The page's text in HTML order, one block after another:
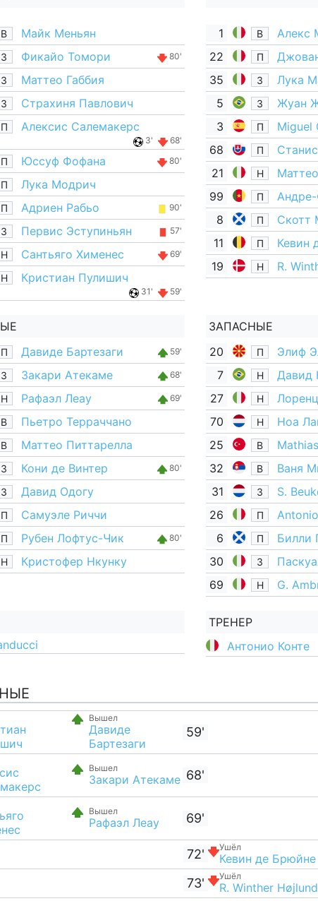
В
Майк Меньян
З Фикайо Томори 80'
З
Маттео Габбия
З
Страхиня Павлович
П Алексис Салемакерс
3' 68'
П Юссуф Фофана 80'
П
Лука Модрич
П Адриен Рабьо 90'
З Первис Эступиньян 57'
Н Сантьяго Хименес 69'
Н Кристиан Пулишич
31' 59'
П Давиде Бартезаги 59'
З Закари Атекаме 68'
Н Рафаэл Леау 69'
В
Пьетро Терраччано
В
Маттео Питтарелла
З Кони де Винтер 80'
З
Давид Одогу
П
Самуэле Риччи
П Рубен Лофтус-Чик 80'
Н Кристофер Нкунку
1 В
Алекс
22
П
35
З
Лука
5
З
Жуан
3
П
Miguel
68
П
21 Н
99 П
8
П Скотт
11 П Кевин
19 Н R.
ЗАПАСНЫЕ
20
П Элиф
7 Н Давид
27 Н
70 Н Ноа
25 В
32
В
Ваня
31
З
S.
26
П
6
П Билли
30 З
69
Н G.
ТРЕНЕР
Антонио Конте
Вышел
Давиде
Бартезаги
59'
Вышел
Закари Атекаме 68'
Вышел
Рафаэл Леау 69'
72' Ушёл
Кевин де Брюйне
73' Ушёл
R. Winther Højlund